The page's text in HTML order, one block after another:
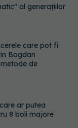
Bogdan
de
ar putea
8 boli majore
crește brusc
mai expus